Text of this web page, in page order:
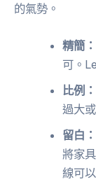
的氣勢。
精簡：
可。
比例：
過大
留白：
將家
線可